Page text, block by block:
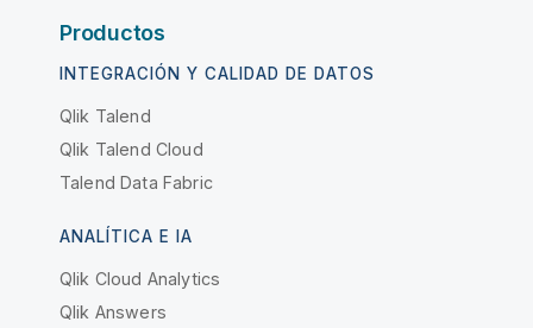
Productos
INTEGRACIÓN Y CALIDAD DE DATOS
Qlik Talend
Qlik Talend Cloud
Talend Data Fabric
ANALÍTICA E IA
Qlik Cloud Analytics
Qlik Answers